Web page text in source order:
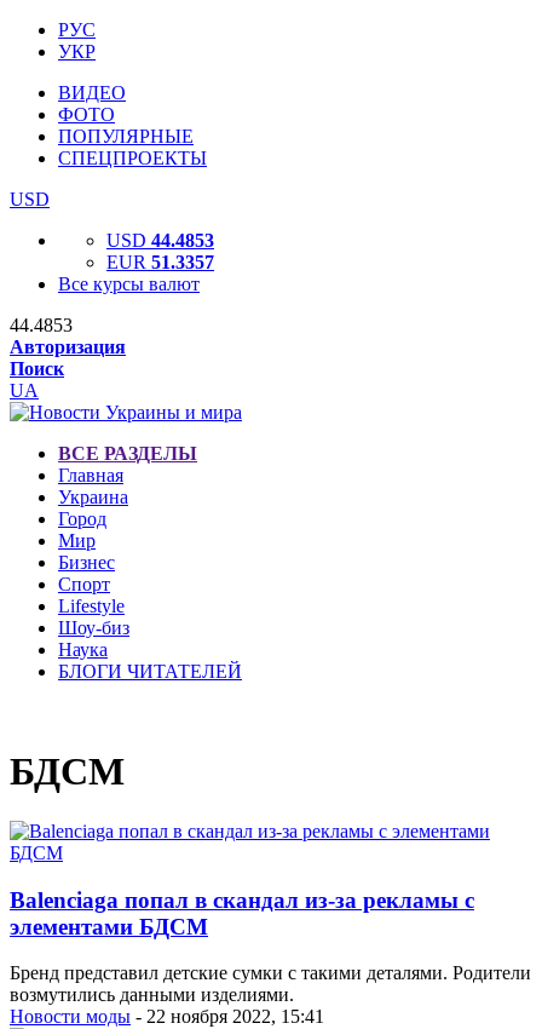
РУС
УКР
ВИДЕО
ФОТО
ПОПУЛЯРНЫЕ
СПЕЦПРОЕКТЫ
USD
USD 44.4853
EUR 51.3357
Все курсы валют
44.4853
Авторизация
Поиск
UA
ВСЕ РАЗДЕЛЫ
Главная
Украина
Город
Мир
Бизнес
Спорт
Lifestyle
Шоу-биз
Наука
БЛОГИ ЧИТАТЕЛЕЙ
БДСМ
Balenciaga попал в скандал из-за рекламы с
элементами БДСМ
Бренд представил детские сумки с такими деталями. Родители
возмутились данными изделиями.
Новости моды - 22 ноября 2022, 15:41